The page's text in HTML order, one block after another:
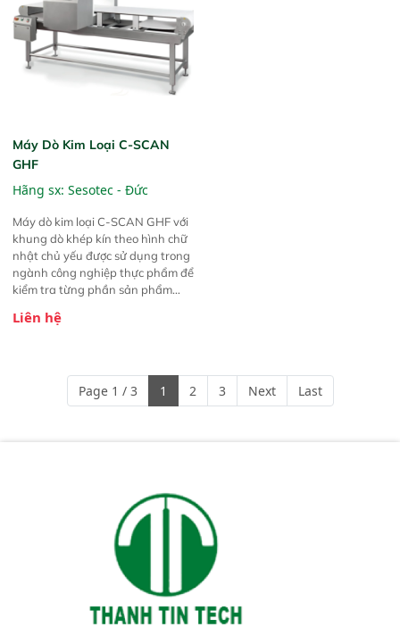
Máy Dò Kim Loại C-SCAN
GHF
Hãng sx: Sesotec - Đức
Máy dò kim loại C-SCAN GHF với
khung dò khép kín theo hình chữ
nhật chủ yếu được sử dụng trong
ngành công nghiệp thực phẩm để
kiểm tra từng phần sản phẩm
tải . Sản phẩm dò tất cả các tạp
thậm chí với những tạp chất nằm
bên trong sản phẩm.
Liên hệ
Page 1 / 3 1 2 3 Next Last